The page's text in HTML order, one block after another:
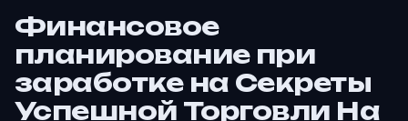
Финансовое
планирование при
заработке на Секреты
Успешной Торговли На